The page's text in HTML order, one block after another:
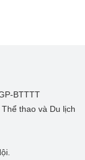
BTTTT
thao và Du lịch